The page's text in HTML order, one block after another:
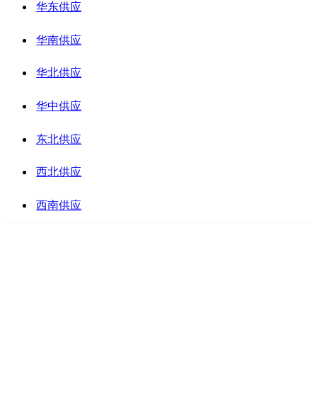
华东供应
华南供应
华北供应
华中供应
东北供应
西北供应
西南供应